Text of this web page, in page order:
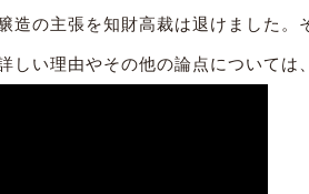
造の主張を知財高裁は退けました
しい理由やその他の論点については